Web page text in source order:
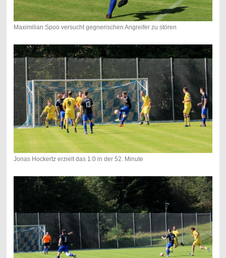
Maximilian Spoo versucht gegnerischen Angreifer zu stören
Jonas Hockertz erzielt das 1:0 in der 52. Minute